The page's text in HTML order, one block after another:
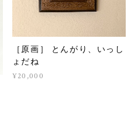
［原画］ とんがり、いっし
ょだね
¥20,000